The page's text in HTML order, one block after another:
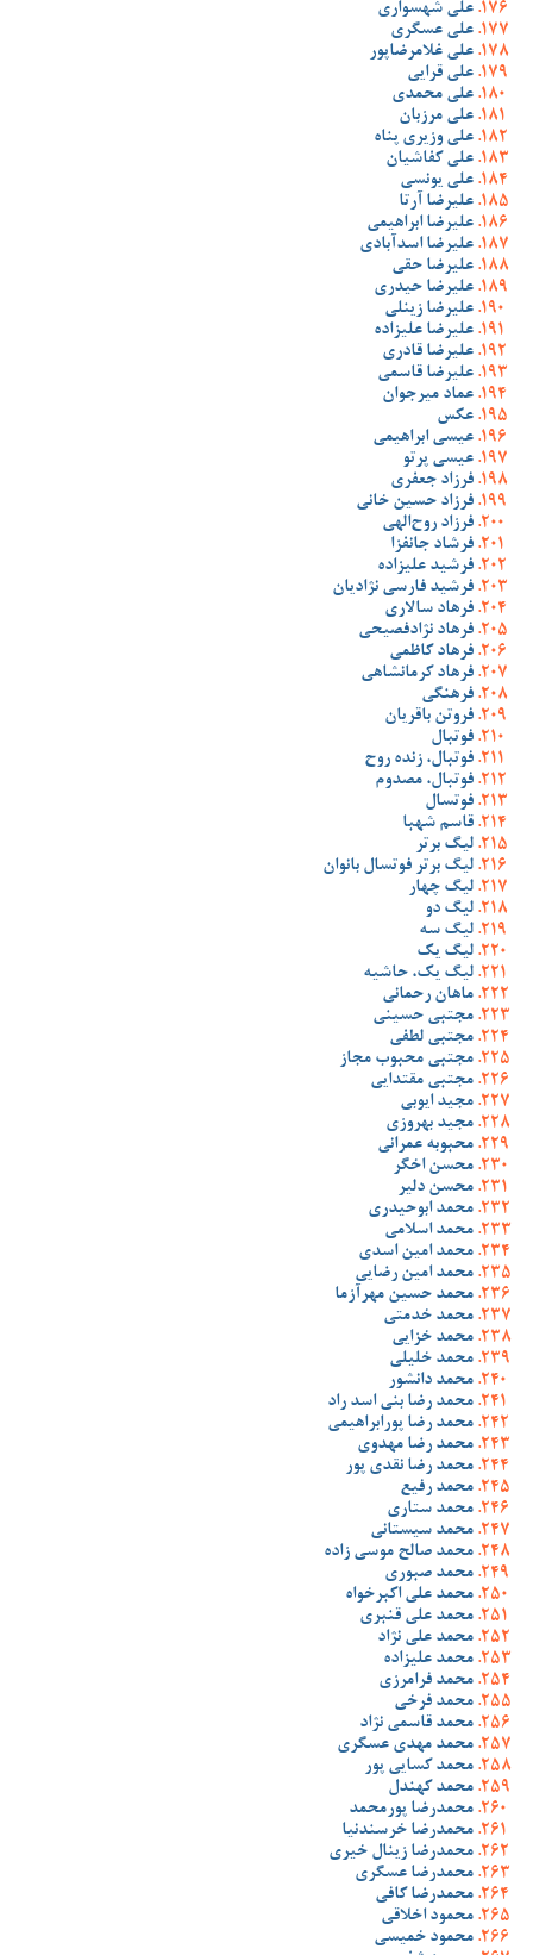
علی شهسواری
علی عسگری
علی غلامرضاپور
علی قرایی
علی محمدی
علی مرزبان
علی وزیری پناه
علی کفاشیان
علی یونسی
علیرضا آرتا
علیرضا ابراهیمی
علیرضا اسدآبادی
علیرضا حقی
علیرضا حیدری
علیرضا زینلی
علیرضا علیزاده
علیرضا قادری
علیرضا قاسمی
عماد میرجوان
عکس
عیسی ابراهیمی
عیسی پرتو
فرزاد جعفری
فرزاد حسین خانی
فرزاد روح‌الهی
فرشاد جانفزا
فرشید علیزاده
فرشید فارسی نژادیان
فرهاد سالاری
فرهاد نژادفصیحی
فرهاد کاظمی
فرهاد کرمانشاهی
فرهنگی
فروتن باقریان
فوتبال
فوتبال، زنده روح
فوتبال، مصدوم
فوتسال
قاسم شهبا
لیگ برتر
لیگ برتر فوتسال بانوان
لیگ چهار
لیگ دو
لیگ سه
لیگ یک
لیگ یک، حاشیه
ماهان رحمانی
مجتبی حسینی
مجتبی لطفی
مجتبی محبوب مجاز
مجتبی مقتدایی
مجید ایوبی
مجید بهروزی
محبوبه عمرانی
محسن اخگر
محسن دلیر
محمد ابوحیدری
محمد اسلامی
محمد امین اسدی
محمد امین رضایی
محمد حسین مهرآزما
محمد خدمتی
محمد خزایی
محمد خلیلی
محمد دانشور
محمد رضا بنی اسد راد
محمد رضا پورابراهیمی
محمد رضا مهدوی
محمد رضا نقدی پور
محمد رفیع
محمد ستاری
محمد سیستانی
محمد صالح موسی زاده
محمد صبوری
محمد علی اکبرخواه
محمد علی قنبری
محمد علی نژاد
محمد علیزاده
محمد فرامرزی
محمد فرخی
محمد قاسمی نژاد
محمد مهدی عسگری
محمد کسایی پور
محمد کهندل
محمدرضا پورمحمد
محمدرضا خرسندنیا
محمدرضا زینال خیری
محمدرضا عسگری
محمدرضا کافی
محمود اخلاقی
محمود خمیسی